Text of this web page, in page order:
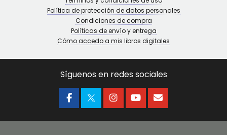
Política de protección de datos personales
Condiciones de compra
Políticas de envío y entrega
Cómo accedo a mis libros digitales
Síguenos en redes sociales